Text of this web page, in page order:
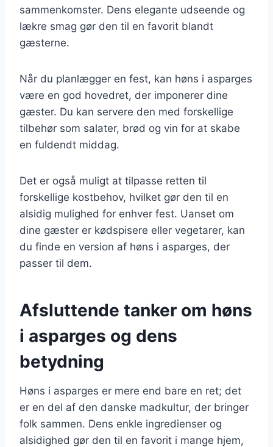
sammenkomster. Dens elegante udseende og
lækre smag gør den til en favorit blandt
gæsterne.
Når du planlægger en fest, kan høns i asparges
være en god hovedret, der imponerer dine
gæster. Du kan servere den med forskellige
tilbehør som salater, brød og vin for at skabe
en fuldendt middag.
Det er også muligt at tilpasse retten til
forskellige kostbehov, hvilket gør den til en
alsidig mulighed for enhver fest. Uanset om
dine gæster er kødspisere eller vegetarer, kan
du finde en version af høns i asparges, der
passer til dem.
Afsluttende tanker om høns
i asparges og dens
betydning
Høns i asparges er mere end bare en ret; det
er en del af den danske madkultur, der bringer
folk sammen. Dens enkle ingredienser og
alsidighed gør den til en favorit i mange hjem,